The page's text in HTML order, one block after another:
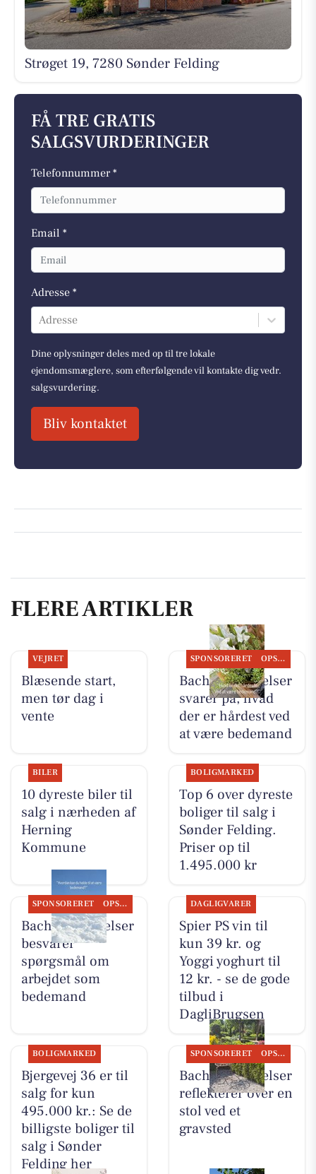
Strøget 19, 7280 Sønder Felding
FÅ TRE GRATIS
SALGSVURDERINGER
Telefonnummer *
Email *
Adresse *
Adresse
Dine oplysninger deles med op til tre lokale
ejendomsmæglere, som efterfølgende vil kontakte dig vedr.
salgsvurdering.
Bliv kontaktet
FLERE ARTIKLER
VEJRET
Blæsende start,
men tør dag i
vente
SPONSORERET OPSLAGSTAVLEN
Bachs Begravelser
svarer på, hvad
der er hårdest ved
at være bedemand
BILER
10 dyreste biler til
salg i nærheden af
Herning
Kommune
BOLIGMARKED
Top 6 over dyreste
boliger til salg i
Sønder Felding.
Priser op til
1.495.000 kr
SPONSORERET OPSLAGSTAVLEN
Bachs Begravelser
besvarer
spørgsmål om
arbejdet som
bedemand
DAGLIGVARER
Spier PS vin til
kun 39 kr. og
Yoggi yoghurt til
12 kr. - se de gode
tilbud i
DagliBrugsen
BOLIGMARKED
Bjergevej 36 er til
salg for kun
495.000 kr.: Se de
billigste boliger til
salg i Sønder
Felding her
SPONSORERET OPSLAGSTAVLEN
Bachs Begravelser
reflekterer over en
stol ved et
gravsted